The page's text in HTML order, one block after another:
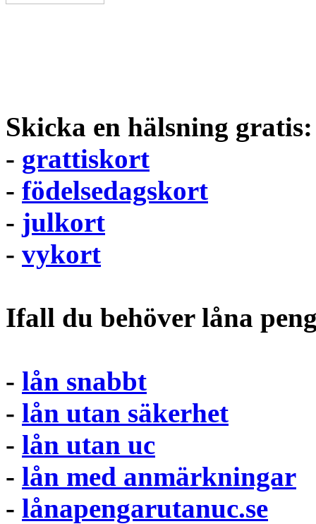
Skicka en hälsning gratis:
- grattiskort
- födelsedagskort
- julkort
- vykort
Ifall du behöver låna
- lån snabbt
- lån utan säkerhet
- lån utan uc
- lån med anmärkningar
- lånapengarutanuc.se